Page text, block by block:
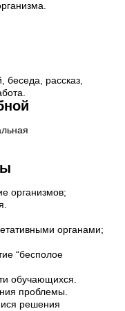
беседа, рассказ,
организмов;
органами;
“бесполое
обучающихся.
проблемы.
решения